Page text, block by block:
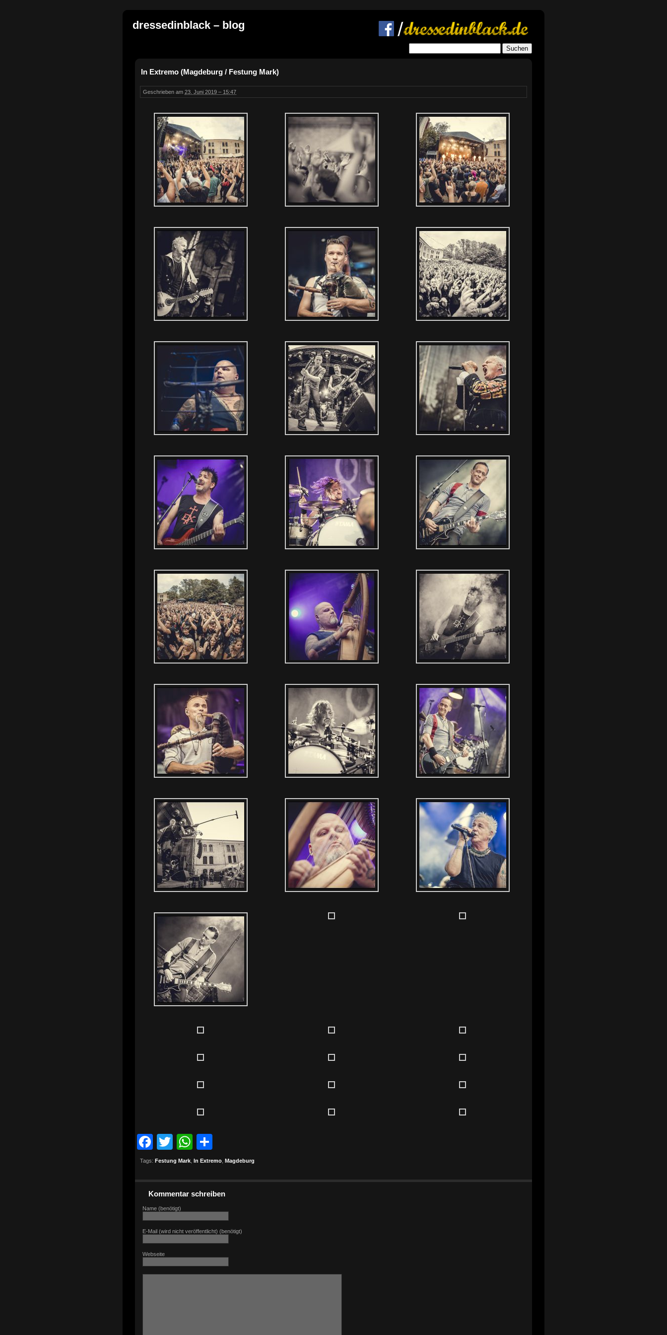
dressedinblack – blog
In Extremo (Magdeburg / Festung Mark)
Geschrieben am 23. Juni 2019 – 15:47
Facebook
TwitterWhatsApp
Tags: Festung Mark In Extremo Magdeburg
Kommentar schreiben
Name (benötigt)
E-Mail (wird nicht veröffentlicht) (benötigt)
Webseite